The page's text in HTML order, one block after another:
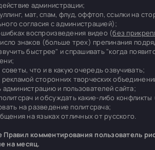
администрации;
мат, спам, флуд, оффтоп, ссылки на
согласия с администрацией);
воспроизведения видео (без
знаков (больше трех) препинания
быстрее" и спрашивать "когда
что и в какую очередь озвучивать;
рекламой сторонних творческих
администрацию и пользователей сайта;
и обсуждать какие-либо
на разведение политсрача;
на языках отличных от русского.
Правил комментирования пользователь
на месяц.